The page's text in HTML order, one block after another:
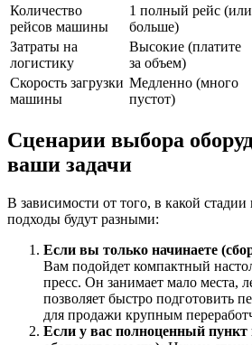
Количество
рейсов машины
1 полный рейс (или
больше)
Затраты на
логистику
Высокие (платите
за объем)
Скорость загрузки
машины
Медленно (много
пустот)
Сценарии выбора
ваши задачи
В зависимости от того, в какой стадии
подходы будут разными:
Если вы только начинаете
Вам подойдет компактный
пресс. Он занимает мало места,
позволяет быстро подготовить
для продажи крупным
Если у вас полноценный